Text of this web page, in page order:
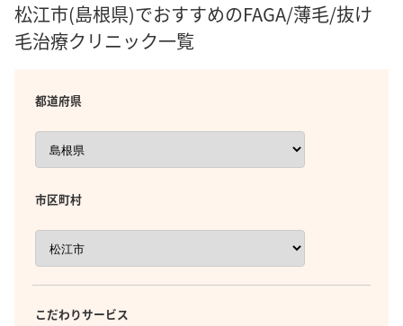
松江市(島根県)でおすすめのFAGA/薄毛/抜け
毛治療クリニック一覧
都道府県
市区町村
こだわりサービス